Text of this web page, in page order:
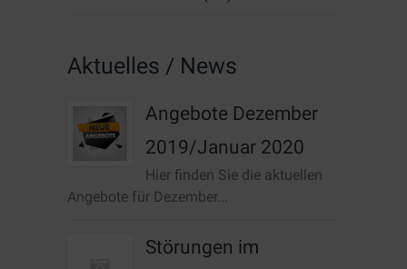
Aktuelles / News
Angebote Dezember
2019/Januar 2020
Hier finden Sie die aktuellen
Angebote für Dezember...
Störungen im